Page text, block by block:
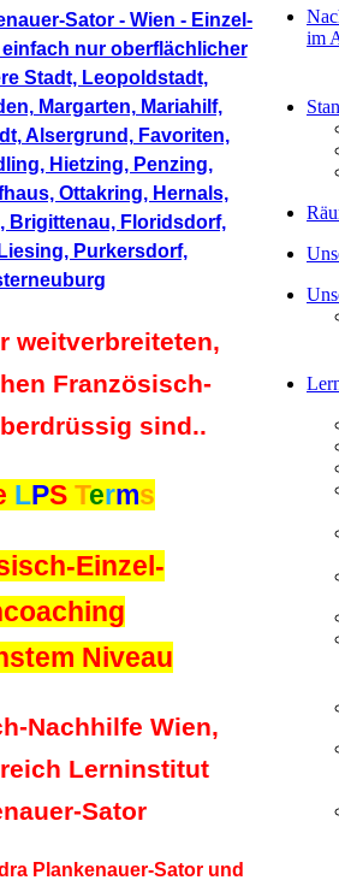
weitverbreiteten,
Französisch-
sind..
LPS Terms
Einzel-
Niveau
im